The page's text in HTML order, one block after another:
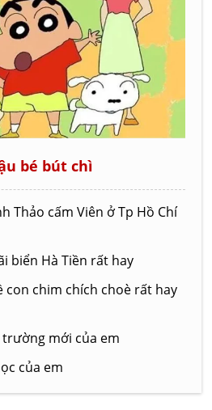
bé bút chì
Thảo cấm Viên ở Tp Hồ Chí
biển Hà Tiền rất hay
con chim chích choè rất hay
trường mới của em
của em